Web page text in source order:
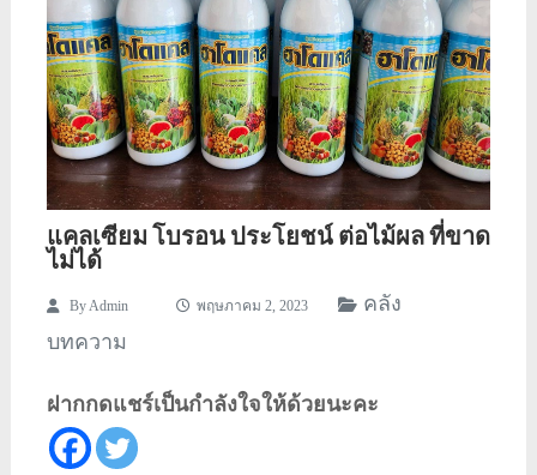
แคลเซียม โบรอน ประโยชน์ ต่อไม้ผล ที่ขาด
ไม่ได้
ByAdmin พฤษภาคม 2, 2023
คลัง
บทความ
ฝากกดแชร์เป็นกำลังใจให้ด้วยนะคะ